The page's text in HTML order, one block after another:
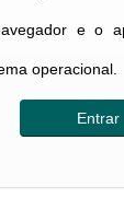
e o
operacional.